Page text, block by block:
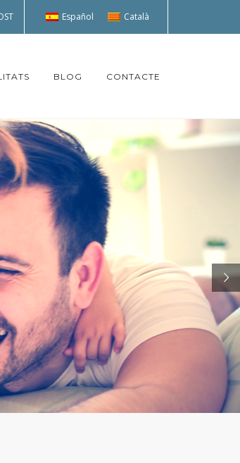
Español Català
BLOG CONTACTE